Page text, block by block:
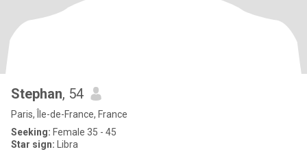
Stephan, 54
Paris, Île-de-France, France
Seeking: Female 35 - 45
Star sign: Libra